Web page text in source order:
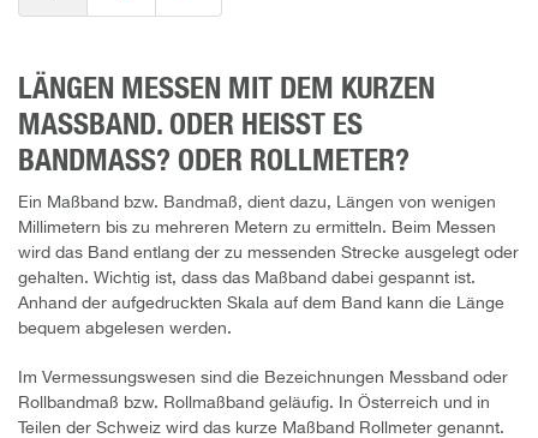
LÄNGEN MESSEN MIT DEM KURZEN
MASSBAND. ODER HEISST ES
BANDMASS? ODER ROLLMETER?
Ein Maßband bzw. Bandmaß, dient dazu, Längen von wenigen
Millimetern bis zu mehreren Metern zu ermitteln. Beim Messen
wird das Band entlang der zu messenden Strecke ausgelegt oder
gehalten. Wichtig ist, dass das Maßband dabei gespannt ist.
Anhand der aufgedruckten Skala auf dem Band kann die Länge
bequem abgelesen werden.
Im Vermessungswesen sind die Bezeichnungen Messband oder
Rollbandmaß bzw. Rollmaßband geläufig. In Österreich und in
Teilen der Schweiz wird das kurze Maßband Rollmeter genannt.